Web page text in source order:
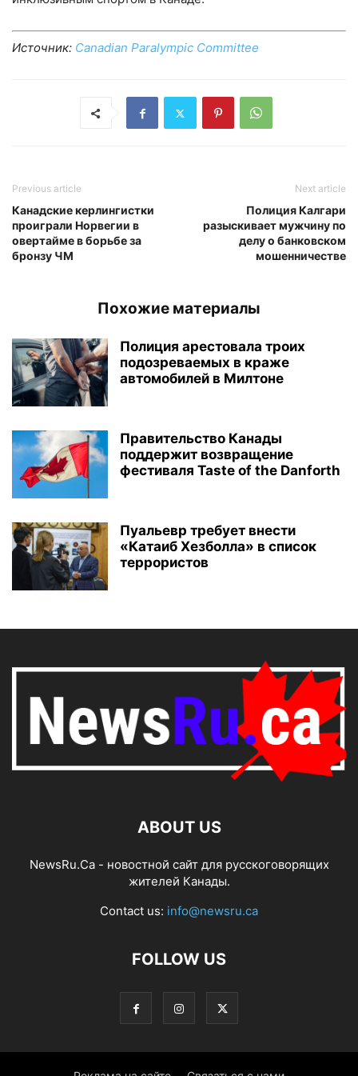
Источник: Canadian Paralympic Committee
Previous article
Канадские керлингистки
проиграли Норвегии в
овертайме в борьбе за
бронзу ЧМ
Next article
Полиция Калгари
разыскивает мужчину по
делу о банковском
мошенничестве
Похожие материалы
Полиция арестовала троих
подозреваемых в краже
автомобилей в Милтоне
Правительство Канады
поддержит возвращение
фестиваля Taste of the Danforth
Пуальевр требует внести
«Катаиб Хезболла» в список
террористов
ABOUT US
NewsRu.Ca - новостной сайт для русскоговорящих
жителей Канады.
Contact us: info@newsru.ca
FOLLOW US